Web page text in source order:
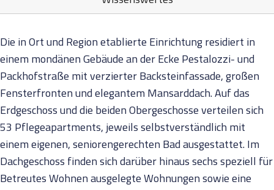
Die in Ort und Region etablierte Einrichtung residiert in
einem mondänen Gebäude an der Ecke Pestalozzi- und
Packhofstraße mit verzierter Backsteinfassade, großen
Fensterfronten und elegantem Mansarddach. Auf das
Erdgeschoss und die beiden Obergeschosse verteilen sich
53 Pflegeapartments, jeweils selbstverständlich mit
einem eigenen, seniorengerechten Bad ausgestattet. Im
Dachgeschoss finden sich darüber hinaus sechs speziell für
Betreutes Wohnen ausgelegte Wohnungen sowie eine